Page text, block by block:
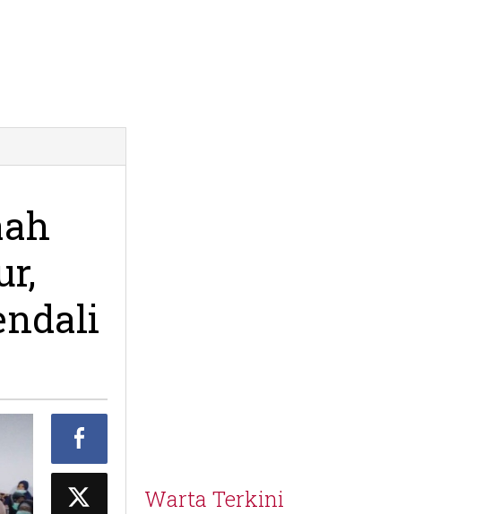
Warta Terkini